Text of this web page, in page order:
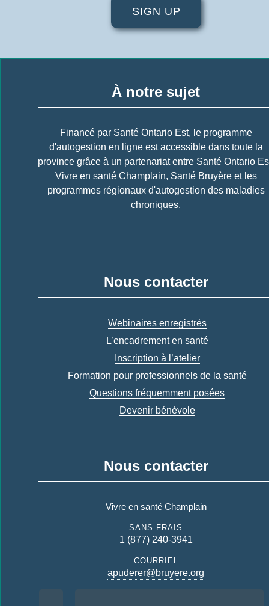
À notre sujet
Financé par Santé Ontario Est, le programme
d'autogestion en ligne est accessible dans toute la
province grâce à un partenariat entre Santé Ontario
Vivre en santé Champlain, Santé Bruyère et les
programmes régionaux d'autogestion des maladies
chroniques.
Nous contacter
Webinaires enregistrés
L’encadrement en santé
Inscription à l’atelier
Formation pour professionnels de la santé
Questions fréquemment posées
Devenir bénévole
Nous contacter
Vivre en santé Champlain
SANS FRAIS
1 (877) 240-3941
COURRIEL
apuderer@bruyere.org